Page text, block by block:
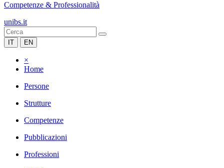
Competenze & Professionalità
unibs.it
IT EN
×
Home
Persone
Strutture
Competenze
Pubblicazioni
Professioni